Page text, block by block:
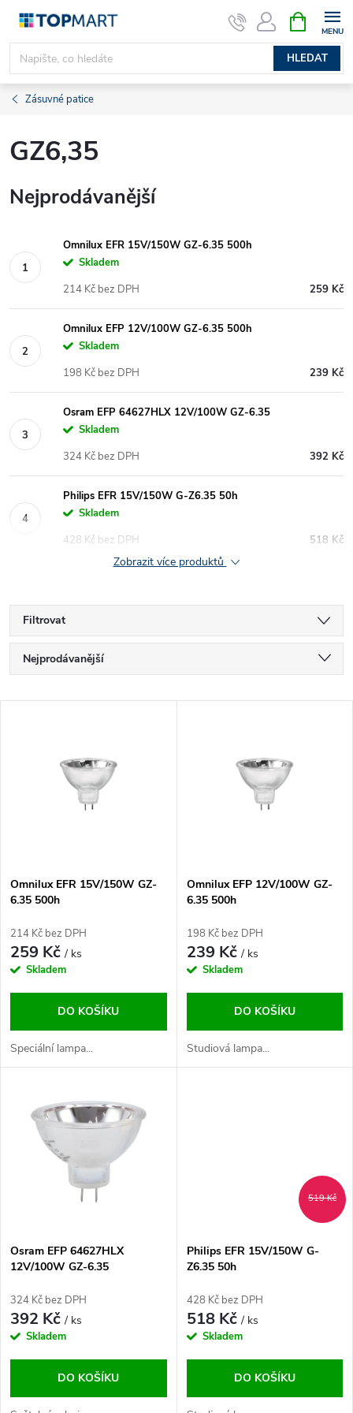
Přejít
obsah
HLEDAT
NÁKUPNÍ
KOŠÍK
Zásuvné patice
GZ6,35
Nejprodávanější
Omnilux EFR 15V/150W GZ-6.35 500h
Skladem
259 Kč
214 Kč bez DPH
Omnilux EFP 12V/100W GZ-6.35 500h
Skladem
239 Kč
198 Kč bez DPH
Osram EFP 64627HLX 12V/100W GZ-6.35
Skladem
392 Kč
324 Kč bez DPH
Philips EFR 15V/150W G-Z6.35 50h
Skladem
518 Kč
428 Kč bez DPH
Zobrazit více produktů
Filtrovat
Ř
a
p
r
o
u
Nejprodávanější
s
p
r
o
d
u
Omnilux EFR 15V/150W GZ-
6.35 500h
214 Kč bez DPH
259 Kč/ ks
Skladem
DO KOŠÍKU
Speciální lampa...
Omnilux EFP 12V/100W GZ-
6.35 500h
198 Kč bez DPH
239 Kč/ ks
Skladem
DO KOŠÍKU
Studiová lampa...
Osram EFP 64627HLX
12V/100W GZ-6.35
324 Kč bez DPH
392 Kč/ ks
Skladem
DO KOŠÍKU
519 Kč
Philips EFR 15V/150W G-
Z6.35 50h
428 Kč bez DPH
518 Kč/ ks
Skladem
DO KOŠÍKU